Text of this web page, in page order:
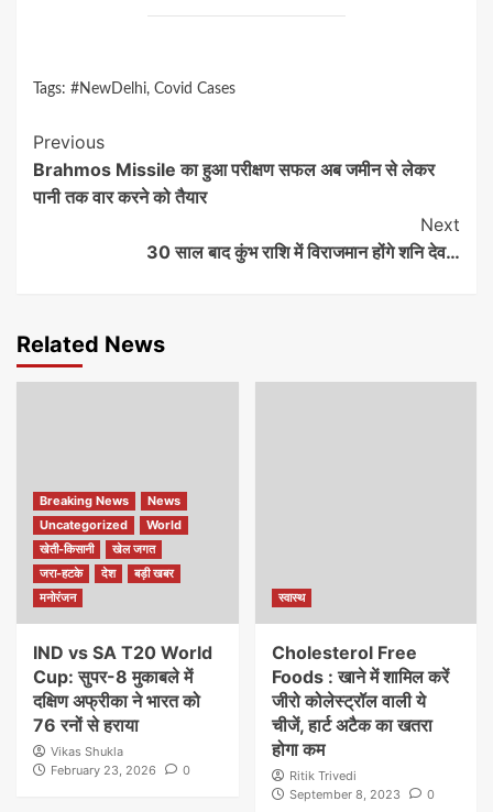
Tags: #NewDelhi, Covid Cases
Continue
Reading
Previous
Brahmos Missile का हुआ परीक्षण सफल अब जमीन से लेकर
पानी तक वार करने को तैयार
Next
30 साल बाद कुंभ राशि में विराजमान होंगे शनि देव…
Related News
Breaking News
News
Uncategorized
World
खेती-किसानी
खेल जगत
जरा-हटके
देश
बड़ी खबर
मनोरंजन
IND vs SA T20 World
Cup: सुपर-8 मुकाबले में
दक्षिण अफ्रीका ने भारत को
76 रनों से हराया
Vikas Shukla
February 23, 2026
0
स्वास्थ
Cholesterol Free
Foods : खाने में शामिल करें
जीरो कोलेस्ट्रॉल वाली ये
चीजें, हार्ट अटैक का खतरा
होगा कम
Ritik Trivedi
September 8, 2023
0